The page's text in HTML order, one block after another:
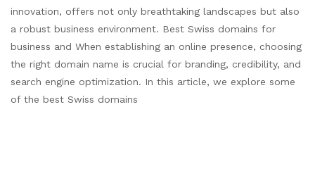
innovation, offers not only breathtaking landscapes but also
a robust business environment. Best Swiss domains for
business and When establishing an online presence, choosing
the right domain name is crucial for branding, credibility, and
search engine optimization. In this article, we explore some
of the best Swiss domains